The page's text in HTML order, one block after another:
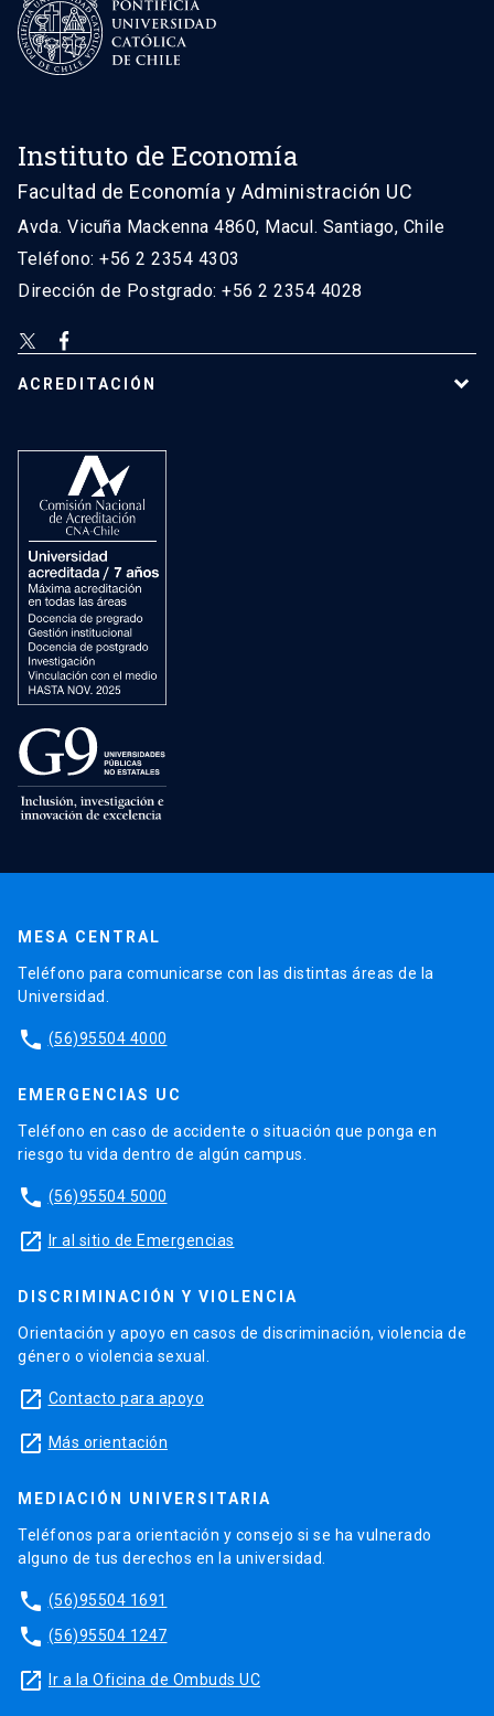
Instituto de Economía
Facultad de Economía y Administración UC
Avda. Vicuña Mackenna 4860, Macul. Santiago, Chile
Teléfono: +56 2 2354 4303
Dirección de Postgrado: +56 2 2354 4028
ACREDITACIÓN
MESA CENTRAL
Teléfono para comunicarse con las distintas áreas de la
Universidad.
phone (56)95504 4000
EMERGENCIAS UC
Teléfono en caso de accidente o situación que ponga en
riesgo tu vida dentro de algún campus.
phone (56)95504 5000
launch Ir al sitio de Emergencias
DISCRIMINACIÓN Y VIOLENCIA
Orientación y apoyo en casos de discriminación, violencia de
género o violencia sexual.
launch Contacto para apoyo
launch Más orientación
MEDIACIÓN UNIVERSITARIA
Teléfonos para orientación y consejo si se ha vulnerado
alguno de tus derechos en la universidad.
phone (56)95504 1691
phone (56)95504 1247
launch Ir a la Oficina de Ombuds UC